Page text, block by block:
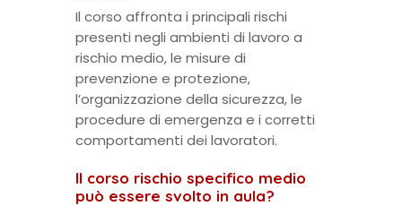
Il corso affronta i principali rischi
presenti negli ambienti di lavoro a
rischio medio, le misure di
prevenzione e protezione,
l’organizzazione della sicurezza, le
procedure di emergenza e i corretti
comportamenti dei lavoratori.
Il corso rischio specifico medio
può essere svolto in aula?